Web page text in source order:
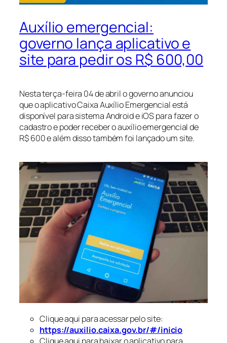
Auxílio emergencial:
governo lança aplicativo e
site para pedir os R$ 600,00
Nesta terça-feira 04 de abril o governo anunciou
que o aplicativo Caixa Auxílio Emergencial está
disponível para sistema Android e iOS para fazer o
cadastro e poder receber o auxílio emergencial de
R$ 600 e além disso também foi lançado um site.
Clique aqui para acessar pelo site:
https://auxilio.caixa.gov.br/#/inicio